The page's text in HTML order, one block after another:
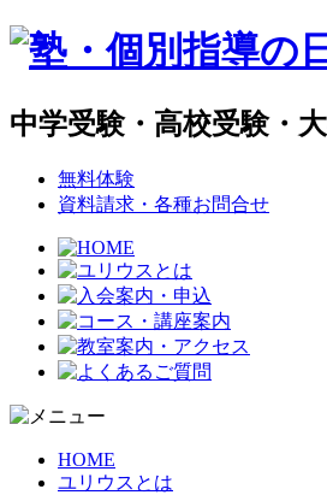
中学受験・高校受験・
無料体験
資料請求・各種お問合せ
HOME
ユリウスとは